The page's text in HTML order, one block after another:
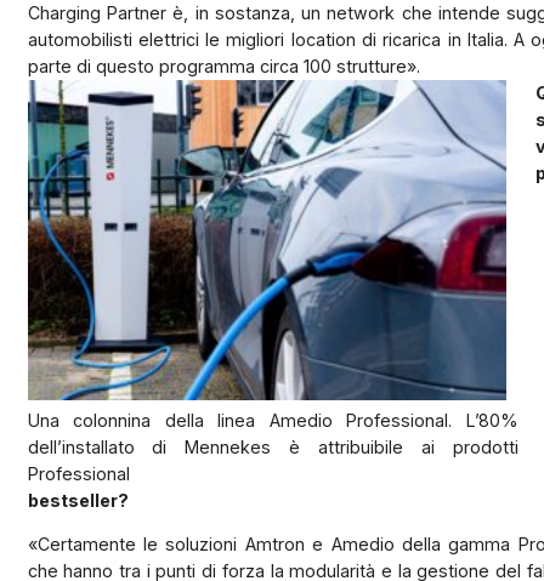
Charging Partner è, in sostanza, un network che intende
automobilisti elettrici le migliori location di ricarica in Italia. A
parte di questo programma circa 100 strutture».
Una colonnina della linea Amedio Professional. L’80%
dell’installato di Mennekes è attribuibile ai prodotti
Professional
bestseller?
«Certamente le soluzioni Amtron e Amedio della gamma
che hanno tra i punti di forza la modularità e la gestione del